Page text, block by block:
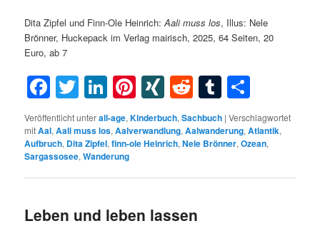
Dita Zipfel und Finn-Ole Heinrich:Aali muss los, Illus: Nele
Brönner, Huckepack im Verlag mairisch, 2025, 64 Seiten, 20
Euro, ab 7
Facebook
Twitter
LinkedIn
Pinterest
XINGRedditTumblr
Veröffentlicht unterall-age,Kinderbuch,Sachbuch |Verschlagwortet
mitAal,Aali muss los,Aalverwandlung,Aalwanderung,Atlantik,
Aufbruch, Dita Zipfel,finn-ole Heinrich,Nele Brönner,Ozean,
Sargassosee,Wanderung
Leben und leben lassen